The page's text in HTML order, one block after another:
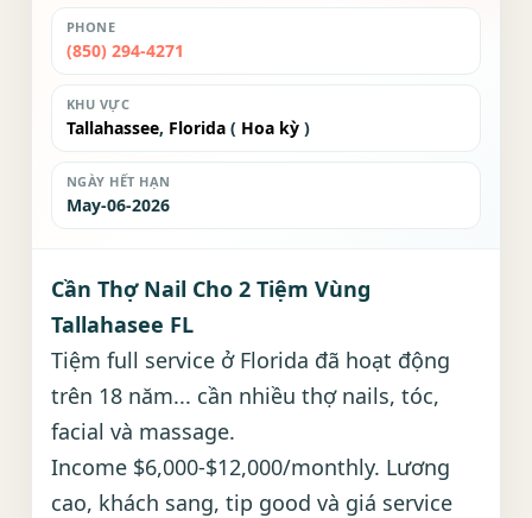
PHONE
(850) 294-4271
KHU VỰC
Tallahassee, Florida ( Hoa kỳ )
NGÀY HẾT HẠN
May-06-2026
Cần Thợ Nail Cho 2 Tiệm Vùng
Tallahasee FL
Tiệm full service ở Florida đã hoạt động
trên 18 năm... cần nhiều thợ nails, tóc,
facial và massage.
Income $6,000-$12,000/monthly. Lương
cao, khách sang, tip good và giá service